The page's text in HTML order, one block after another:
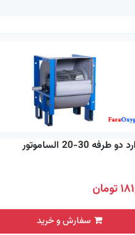
30-20 الساموتور
سفارش و خرید